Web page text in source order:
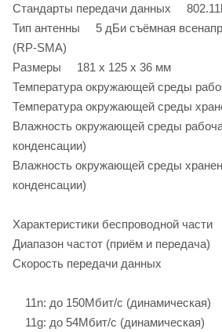
Стандарты передачи данных
Тип антенны 5 дБи съёмная
(RP-SMA)
Размеры 181 х 125 х 36 мм
Температура окружающей среды
Температура окружающей среды
Влажность окружающей среды
конденсации)
Влажность окружающей среды
конденсации)
Характеристики беспроводной части
Диапазон частот (приём и
Скороcть передачи данных
11n: до 150Мбит/с (динамическая)
11g: до 54Мбит/с (динамическая)